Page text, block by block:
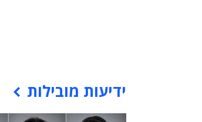
ידיעות מובילות